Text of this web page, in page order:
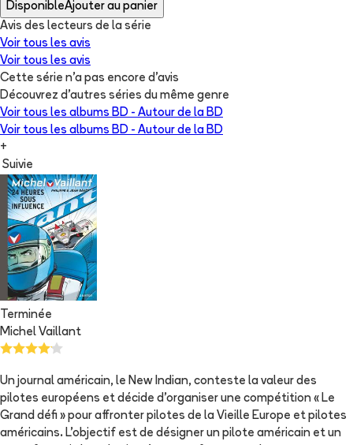
DisponibleAjouter au panier
Avis des lecteurs de la série
Voir tous les avis
Voir tous les avis
Cette série n'a pas encore d'avis
Découvrez d'autres séries du même genre
Voir tous les albums BD - Autour de la BD
Voir tous les albums BD - Autour de la BD
+
Suivie
Terminée
Michel Vaillant
Un journal américain, le New Indian, conteste la valeur des
pilotes européens et décide d'organiser une compétition « Le
Grand défi » pour affronter pilotes de la Vieille Europe et pilotes
américains. L'objectif est de désigner un pilote américain et un